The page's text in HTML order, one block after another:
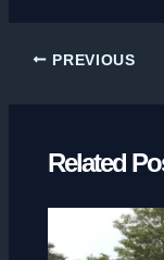
PREVIOUS
Related